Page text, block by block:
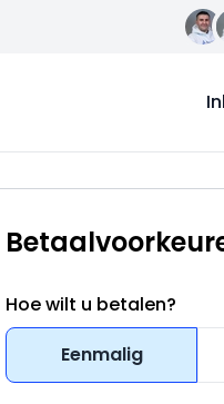
Hoe wilt u betalen?
Eenmalig